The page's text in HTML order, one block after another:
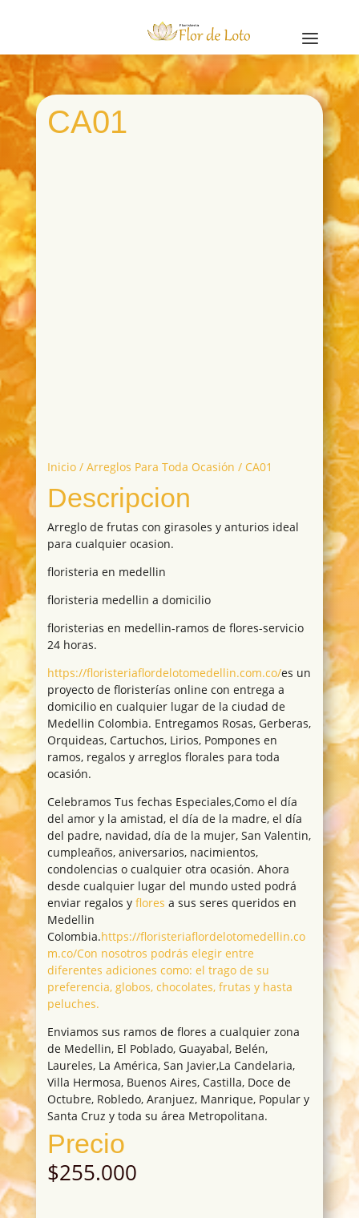
a
CA01
Inicio/ Arreglos Para Toda Ocasión / CA01
Descripcion
Arreglo de frutas con girasoles y anturios ideal
para cualquier ocasion.
floristeria en medellin
floristeria medellin a domicilio
floristerias en medellin-ramos de flores-servicio
24 horas.
https://floristeriaflordelotomedellin.com.co/es un
proyecto de floristerías online con entrega a
domicilio en cualquier lugar de la ciudad de
Medellin Colombia. Entregamos Rosas, Gerberas,
Orquideas, Cartuchos, Lirios, Pompones en
ramos, regalos y arreglos florales para toda
ocasión.
Celebramos Tus fechas Especiales,Como el día
del amor y la amistad, el día de la madre, el día
del padre, navidad, día de la mujer, San Valentin,
cumpleaños, aniversarios, nacimientos,
condolencias o cualquier otra ocasión. Ahora
desde cualquier lugar del mundo usted podrá
enviar regalos y flores a sus seres queridos en
Medellin
Colombia.https://floristeriaflordelotomedellin.co
m.co/Con nosotros podrás elegir entre
diferentes adiciones como: el trago de su
preferencia, globos, chocolates, frutas y hasta
peluches.
Enviamos sus ramos de flores a cualquier zona
de Medellin, El Poblado, Guayabal, Belén,
Laureles, La América, San Javier,La Candelaria,
Villa Hermosa, Buenos Aires, Castilla, Doce de
Octubre, Robledo, Aranjuez, Manrique, Popular y
Santa Cruz y toda su área Metropolitana.
Precio
$255.000